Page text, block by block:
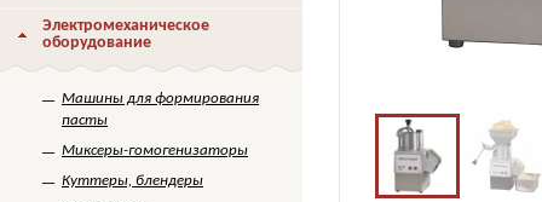
Электромеханическое
оборудование
Машины для формирования
пасты
Миксеры-гомогенизаторы
Куттеры, блендеры